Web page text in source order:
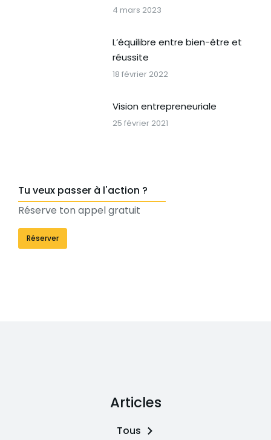
4 mars 2023
L’équilibre entre bien-être et
réussite
18 février 2022
Vision entrepreneuriale
25 février 2021
Tu veux passer à l'action ?
Réserve ton appel gratuit
Réserver
Articles
Tous